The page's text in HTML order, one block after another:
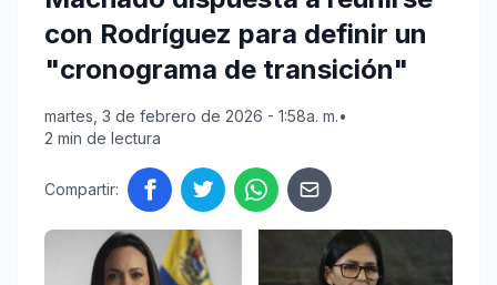
con Rodríguez para definir un
"cronograma de transición"
martes, 3 de febrero de 2026 - 1:58a. m.•
2 min de lectura
Compartir: